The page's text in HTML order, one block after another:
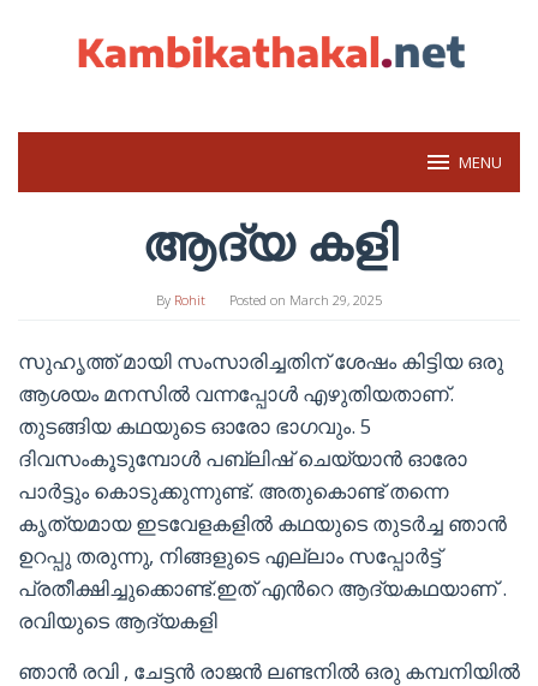
MENU
ആദ്യ കളി
By Rohit Posted on March 29, 2025
സുഹൃത്ത് മായി സംസാരിച്ചതിന് ശേഷം കിട്ടിയ ഒരു
ആശയം മനസില്‍ വന്നപ്പോള്‍ എഴുതിയതാണ്.
തുടങ്ങിയ കഥയുടെ ഓരോ ഭാഗവും. 5
ദിവസംകൂടുമ്പോള്‍ പബ്ലിഷ് ചെയ്യാന്‍ ഓരോ
പാര്‍ട്ടും കൊടുക്കുന്നുണ്ട്. അതുകൊണ്ട് തന്നെ
കൃത്യമായ ഇടവേളകളില്‍ കഥയുടെ തുടര്‍ച്ച ഞാന്‍
ഉറപ്പു തരുന്നു, നിങ്ങളുടെ എല്ലാം സപ്പോര്‍ട്ട്
പ്രതീക്ഷിച്ചുക്കൊണ്ട്.ഇത് എന്‍റെ ആദ്യകഥയാണ് .
രവിയുടെ ആദ്യകളി
ഞാന്‍ രവി , ചേട്ടന്‍ രാജന്‍ ലണ്ടനില്‍ ഒരു കമ്പനിയില്‍